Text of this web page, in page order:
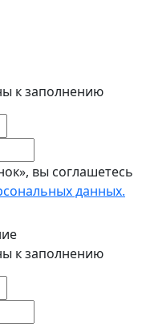
к заполнению
вы соглашетесь
данных.
к заполнению